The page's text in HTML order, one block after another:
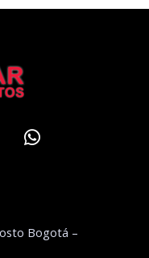
Whatsapp
Bogotá –